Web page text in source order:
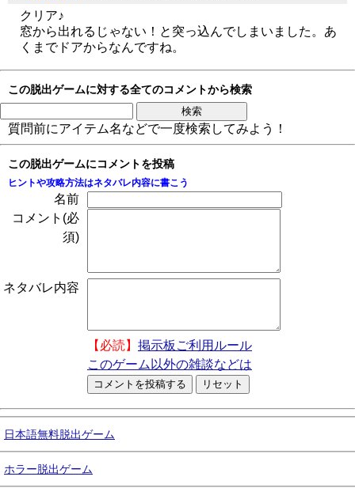
クリア♪
窓から出れるじゃない！と突っ込んでしまいました。あ
くまでドアからなんですね。
この脱出ゲームに対する全てのコメントから検索
質問前にアイテム名などで一度検索してみよう！
この脱出ゲームにコメントを投稿
ヒントや攻略方法はネタバレ内容に書こう
名前
コメント(必
須)
ネタバレ内容
【必読】 掲示板ご利用ルール
このゲーム以外の雑談などは
日本語無料脱出ゲーム
ホラー脱出ゲーム